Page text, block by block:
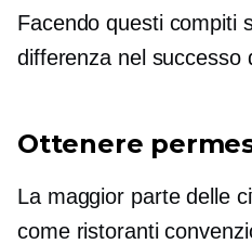
Facendo questi compiti
differenza nel successo
Ottenere
La maggior parte delle
come ristoranti